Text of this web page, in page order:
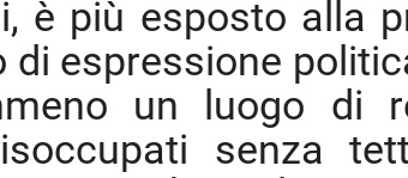
è più esposto alla
di espressione
un luogo di
senza